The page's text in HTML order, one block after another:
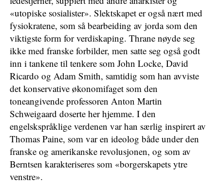
«utopiske sosialister». Slektskapet er også nært med
fysiokratene, som så bearbeiding av jorda som den
viktigste form for verdiskaping. Thrane nøyde seg
ikke med franske forbilder, men satte seg også godt
inn i tankene til tenkere som John Locke, David
Ricardo og Adam Smith, samtidig som han avviste
det konservative økonomifaget som den
toneangivende professoren Anton Martin
Schweigaard doserte her hjemme. I den
engelskspråklige verdenen var han særlig inspirert av
Thomas Paine, som var en ideolog både under den
franske og amerikanske revolusjonen, og som av
Berntsen karakteriseres som «borgerskapets ytre
venstre».